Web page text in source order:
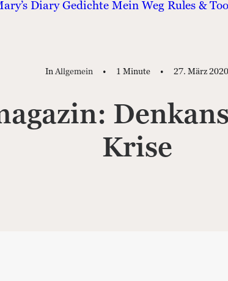
Diary Gedichte Mein Weg Rules &
InAllgemein • 1 Minute • 27. März 2020
Krise